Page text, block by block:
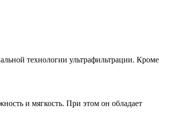
технологии ультрафильтрации. Кроме
и мягкость. При этом он обладает